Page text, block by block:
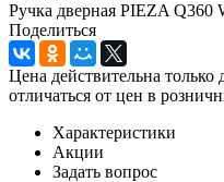
Ручка дверная PIEZA
Поделиться
Цена действительна
отличаться от цен в
Характеристики
Акции
Задать вопрос